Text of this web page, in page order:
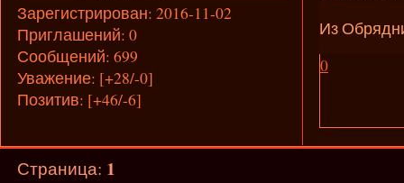
Зарегистрирован: 2016-11-02
Приглашений: 0
Сообщений: 699
Уважение: [+28/-0]
Позитив: [+46/-6]
Из
0
Страница: 1